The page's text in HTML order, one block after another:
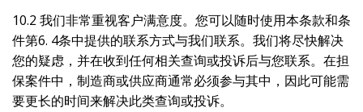
10.2 我们非常重视客户满意度。您可以随时使用本条款和条
件第6. 4条中提供的联系方式与我们联系。我们将尽快解决
您的疑虑，并在收到任何相关查询或投诉后与您联系。在担
保案件中，制造商或供应商通常必须参与其中，因此可能需
要更长的时间来解决此类查询或投诉。